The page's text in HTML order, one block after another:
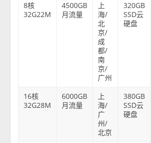
8核
32G22M
4500GB
月流量
上
海/
北
京/
成
都/
南
京/
广州
320GB
SSD云
硬盘
16核
32G28M
6000GB
月流量
上
海/
广
州/
北京
380GB
SSD云
硬盘